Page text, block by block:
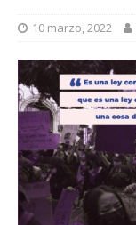
10 marzo, 2022